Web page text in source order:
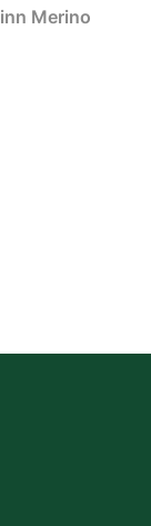
Merino